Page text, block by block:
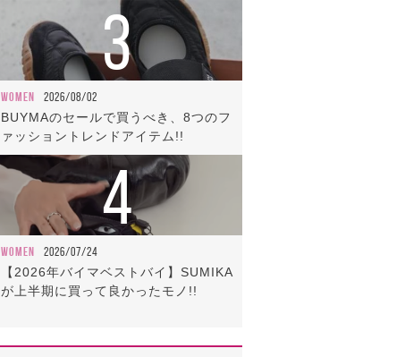
3
WOMEN 2026/08/02
BUYMAのセールで買うべき、8つのフ
ァッショントレンドアイテム!!
4
WOMEN 2026/07/24
【2026年バイマベストバイ】SUMIKA
が上半期に買って良かったモノ!!